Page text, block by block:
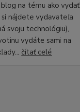
na tému ako vydať
si nájdete vydavateľa
svoju technológiu),
vydáte sami na
čítať celé